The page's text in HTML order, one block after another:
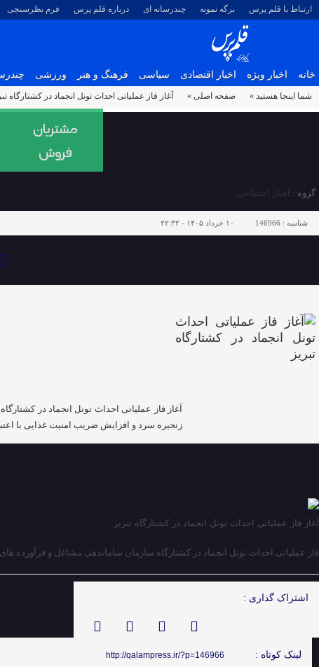
ارتباط با قلم پرس برگه نمونه چندرسانه ای درباره قلم پرس فرم نظرسنجی
خانه اخبار ویژه اخبار اقتصادی سیاسی فرهنگ و هنر ورزشی
شما اینجا هستید » صفحه اصلی » آغاز فاز عملیاتی احداث تونل انجماد در کشتارگاه
گروه : اخبار اجتماعی
شناسه : 146966 ۱۰ خرداد ۱۴۰۵ - ۲۲:۳۲
آغاز فاز عملیاتی احداث تونل انجماد در
زنجیره سرد و افزایش ضریب امنیت غذایی با اعتباری بالغ بر ۸۰
آغاز فاز عملیاتی احداث تونل انجماد در کشتارگاه تبریز
فاز عملیاتی احداث تونل انجماد در کشتارگاه سازمان ساماندهی مشاغل و فرآورده های
اشتراک گذاری :
لینک کوتاه : http://qalampress.ir/?p=146966